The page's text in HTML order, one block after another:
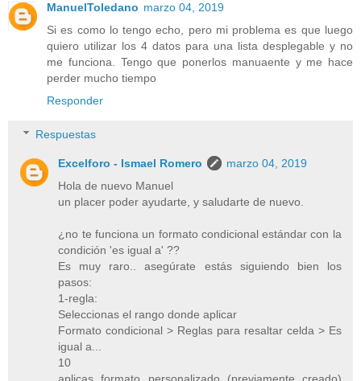
ManuelToledano marzo 04, 2019
Si es como lo tengo echo, pero mi problema es que luego
quiero utilizar los 4 datos para una lista desplegable y no
me funciona. Tengo que ponerlos manuaente y me hace
perder mucho tiempo
Responder
Respuestas
Excelforo - Ismael Romero
marzo 04, 2019
Hola de nuevo Manuel
un placer poder ayudarte, y saludarte de nuevo.
¿no te funciona un formato condicional estándar con la
condición 'es igual a' ??
Es muy raro.. asegúrate estás siguiendo bien los
pasos:
1-regla:
Seleccionas el rango donde aplicar
Formato condicional > Reglas para resaltar celda > Es
igual a...
10